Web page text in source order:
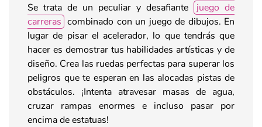
Se trata de un peculiar y desafiante
juego de
carreras combinado con un juego de dibujos. En
lugar de pisar el acelerador, lo que tendrás que
hacer es demostrar tus habilidades artísticas y de
diseño. Crea las ruedas perfectas para superar los
peligros que te esperan en las alocadas pistas de
obstáculos. ¡Intenta atravesar masas de agua,
cruzar rampas enormes e incluso pasar por
encima de estatuas!